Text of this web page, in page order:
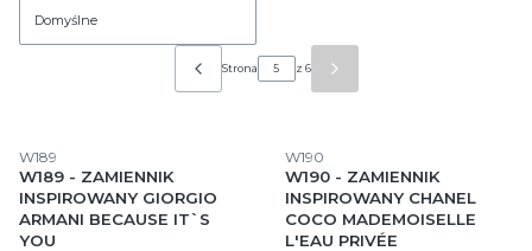
Domyślne
Poprzednie produkty
Strona z 6
Następne produkty
Kod produktu
W189
W189 - ZAMIENNIK
INSPIROWANY GIORGIO
ARMANI BECAUSE IT`S
YOU
Kod produktu
W190
W190 - ZAMIENNIK
INSPIROWANY CHANEL
COCO MADEMOISELLE
L'EAU PRIVÉE